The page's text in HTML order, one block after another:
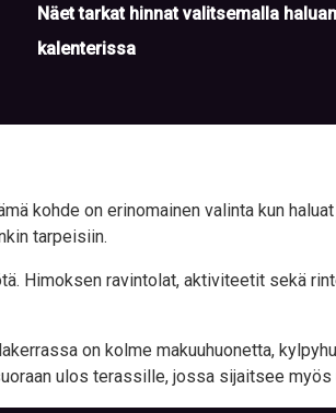
Näet tarkat hinnat valitsemalla
kalenterissa
kohde on erinomainen valinta kun
tarpeisiin.
Himoksen ravintolat, aktiviteetit sekä
on kolme makuuhuonetta,
ulos terassille, jossa sijaitsee